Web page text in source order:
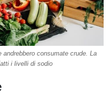
consumate crude. La
i livelli di sodio